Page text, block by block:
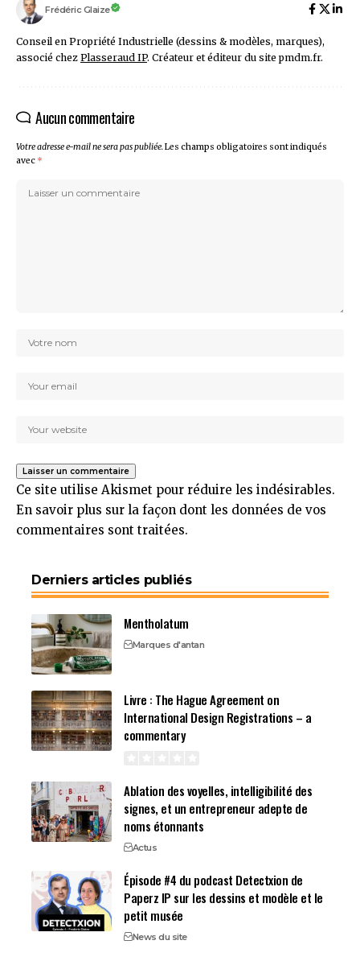
Frédéric Glaize
Conseil en Propriété Industrielle (dessins & modèles, marques),
associé chez Plasseraud IP. Créateur et éditeur du site pmdm.fr.
Aucun commentaire
Votre adresse e-mail ne sera pas publiée.Les champs obligatoires sont indiqués
avec *
Ce site utilise Akismet pour réduire les indésirables.
En savoir plus sur la façon dont les données de vos
commentaires sont traitées.
Derniers articles publiés
Mentholatum
Marques d'antan
Livre : The Hague Agreement on
International Design Registrations – a
commentary
Ablation des voyelles, intelligibilité des
signes, et un entrepreneur adepte de
noms étonnants
Actus
Épisode #4 du podcast Detectxion de
Paperz IP sur les dessins et modèle et le
petit musée
News du site